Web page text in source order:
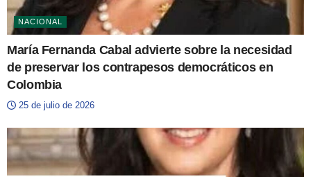
NACIONAL
María Fernanda Cabal advierte sobre la necesidad
de preservar los contrapesos democráticos en
Colombia
25 de julio de 2026